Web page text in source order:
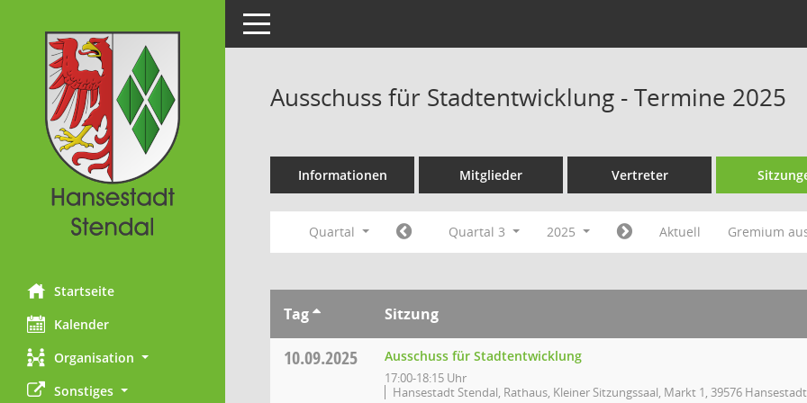
Startseite
Kalender
Organisation
Sonstiges
Toggle navigation
Ausschuss für Stadtentwicklung - Termine 2025
Informationen Mitglieder Vertreter
Quartal Quartal 3 2025 Aktuell Gremium
Tag Sitzung
10.09.2025 Ausschuss für Stadtentwicklung
17:00-18:15 Uhr
Hansestadt Stendal, Rathaus, Kleiner Sitzungssaal, Markt 1, 39576